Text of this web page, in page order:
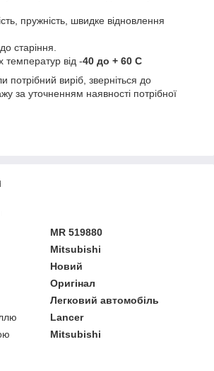
пружність, швидке відновлення
старіння.
температур від -40 до + 60 С
виріб, зверніться до
за уточненням наявності потрібної
MR 519880
Mitsubishi
Новий
Оригінал
Легковий автомобіль
Lancer
Mitsubishi